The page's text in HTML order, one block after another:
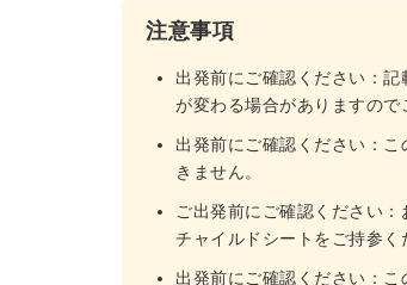
注意事項
出発前にご確認ください：
が変わる場合がありますので
出発前にご確認ください：
きません。
ご出発前にご確認ください
チャイルドシートをご持参く
出発前にご確認ください：